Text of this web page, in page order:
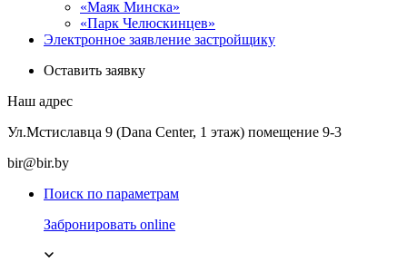
«Маяк Минска»
«Парк Челюскинцев»
Электронное заявление застройщику
Оставить заявку
Наш адрес
Ул.Мстиславца 9 (Dana Center, 1 этаж) помещение 9-3
bir@bir.by
Поиск по параметрам
Забронировать online